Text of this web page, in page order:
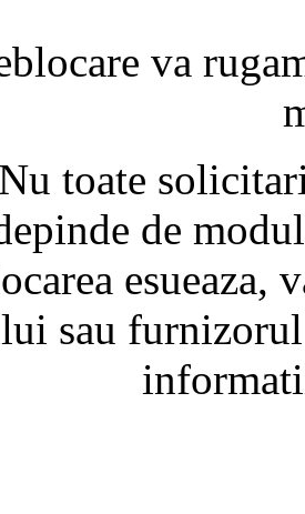
va
toate
de
sau